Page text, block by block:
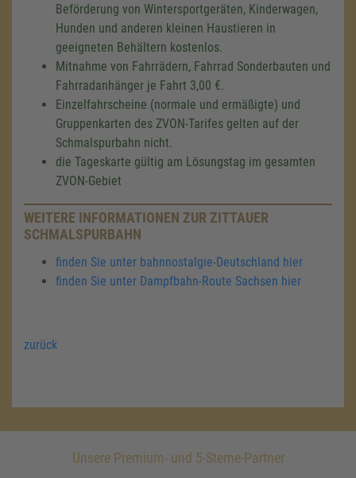
Beförderung von Wintersportgeräten, Kinderwagen,
Hunden und anderen kleinen Haustieren in
geeigneten Behältern kostenlos.
Mitnahme von Fahrrädern, Fahrrad Sonderbauten und
Fahrradanhänger je Fahrt 3,00 €.
Einzelfahrscheine (normale und ermäßigte) und
Gruppenkarten des ZVON-Tarifes gelten auf der
Schmalspurbahn nicht.
die Tageskarte gültig am Lösungstag im gesamten
ZVON-Gebiet
WEITERE INFORMATIONEN ZUR ZITTAUER
SCHMALSPURBAHN
finden Sie unter bahnnostalgie-Deutschland hier
finden Sie unter Dampfbahn-Route Sachsen hier
zurück
Unsere Premium- und 5-Sterne-Partner